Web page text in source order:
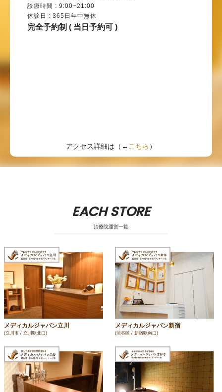
診療時間 : 9:00~21:00
休診日 : 365日年中無休
完全予約制 ( 当日予約可 )
アクセス詳細は（→ こちら ）
EACH STORE
治療院運営一覧
メディカルジャパン立川
(立川市 / 立川駅北口)
メディカルジャパン新宿
(渋谷区 / 新宿駅南口)